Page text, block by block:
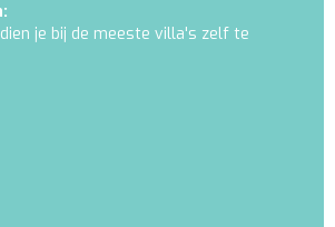
je bij de meeste villa's zelf te